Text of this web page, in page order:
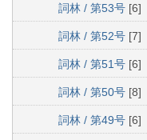
詞林 / 第53号 [6]
詞林 / 第52号 [7]
詞林 / 第51号 [6]
詞林 / 第50号 [8]
詞林 / 第49号 [6]